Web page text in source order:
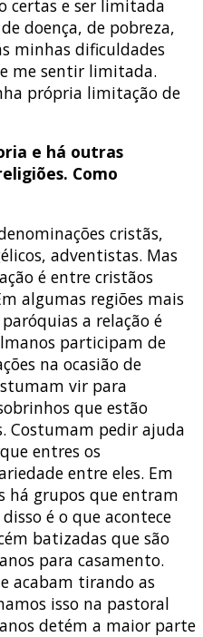
certas e ser limitada
doença, de pobreza,
minhas dificuldades
me sentir limitada.
própria limitação de
e há outras
Como
cristãs,
adventistas. Mas
é entre cristãos
algumas regiões mais
a relação é
participam de
na ocasião de
vir para
que estão
Costumam pedir ajuda
entres os
entre eles. Em
há grupos que entram
é o que acontece
batizadas que são
para casamento.
acabam tirando as
isso na pastoral
detém a maior parte